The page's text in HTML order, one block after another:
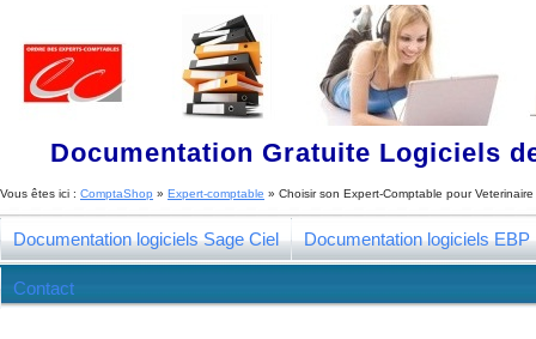
Documentation Gratuite Logiciels
Vous êtes ici : ComptaShop » Expert-comptable » Choisir son Expert-Comptable pour
Documentation logiciels Sage Ciel Documentation logiciels EBP
Contact